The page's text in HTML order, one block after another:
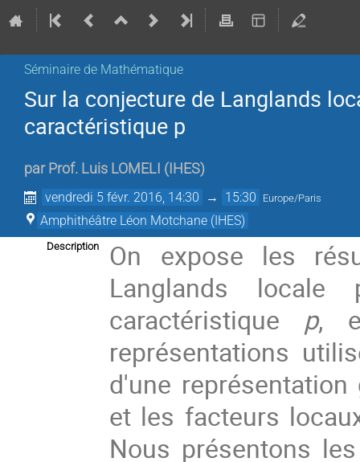
Séminaire de Mathématique
Sur la conjecture de Langlands
caractéristique p
par Prof. Luis LOMELI ( IHES)
vendredi 5 févr. 2016, 14:30 → 15:30 Europe/Paris
Amphithéâtre Léon Motchane (IHES)
Description
On expose les
Langlands
caractéristique p,
représentations
d'une
et les facteurs
Nous présentons